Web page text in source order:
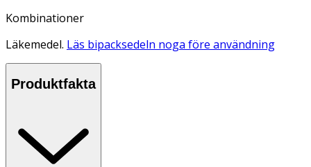
Kombinationer
Läkemedel. Läs bipacksedeln noga före användning
Produktfakta